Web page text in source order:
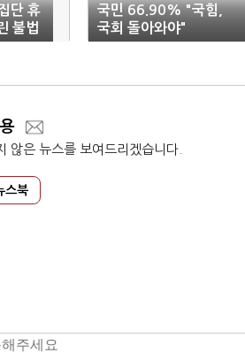
단 휴
불법
국민 66.90% "국힘,
국회 돌아와야"
않은 뉴스를 보여드리겠습니다.
스북